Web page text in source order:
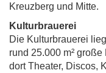
Kreuzberg und Mitte.
Kulturbrauerei
Die Kulturbrauerei
rund 25.000 m²
dort Theater, Discos,